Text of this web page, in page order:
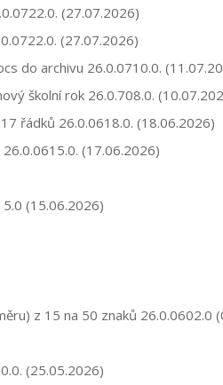
(27.07.2026)
(27.07.2026)
do archivu 26.0.0710.0.
školní rok 26.0.708.0.
řádků 26.0.0618.0. (18.06.2026)
26.0.0615.0. (17.06.2026)
(15.06.2026)
z 15 na 50 znaků 26.0.0602.0
(25.05.2026)